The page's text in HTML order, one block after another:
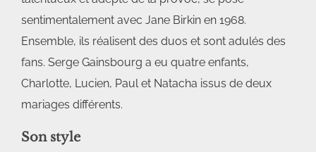
sentimentalement avec Jane Birkin en 1968.
Ensemble, ils réalisent des duos et sont adulés des
fans. Serge Gainsbourg a eu quatre enfants,
Charlotte, Lucien, Paul et Natacha issus de deux
mariages différents.
Son style